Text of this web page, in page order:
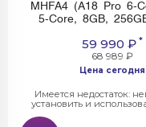
MHFA4 (A18 Pro 6-
5-Core, 8GB,
59 990 ₽ *
68 989 ₽
Цена сегодня
Имеется недостаток:
установить и